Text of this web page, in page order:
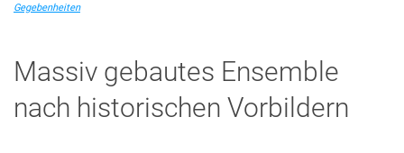
KOSTENGÜNSTIGES BAUEN
WÄRMESCHUTZ
Gegebenheiten
Massiv gebautes Ensemble
nach historischen Vorbildern